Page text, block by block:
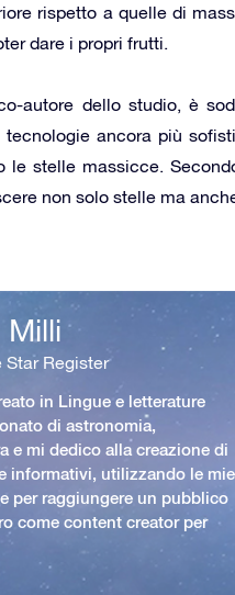
rispetto a quelle di
dare i propri frutti.
autore dello studio, è
ancora più
stelle massicce.
non solo stelle ma
Milli
Star Register
in Lingue e letterature
di astronomia,
e mi dedico alla creazione di
informativi, utilizzando le mie
per raggiungere un pubblico
come content creator per